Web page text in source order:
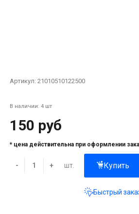
Артикул: 21010510122500
В наличии: 4 шт
150 руб
* цена действительна при оформлении
- + шт. Купить
Быстрый